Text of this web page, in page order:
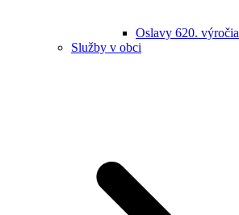
Oslavy 620. výročia
Služby v obci